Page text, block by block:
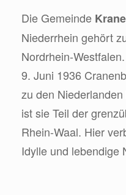
Die Gemeinde
Niederrhein gehört
Nordrhein-
9. Juni 1936
zu den
ist sie Teil der
Rhein-Waal. Hier
Idylle und lebendige